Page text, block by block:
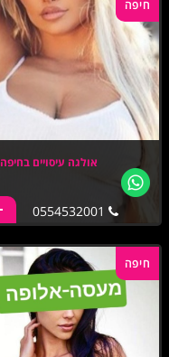
חיפה
אולגה עיסויים בחיפה
חיפה